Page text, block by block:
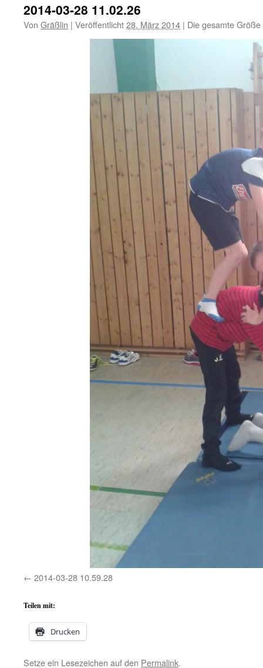
2014-03-28 11.02.26
Von Gräßlin | Veröffentlicht28. März 2014 | Die gesamte
2014-03-28 10.59.28
Teilen mit:
Drucken
Setze ein Lesezeichen auf den Permalink.